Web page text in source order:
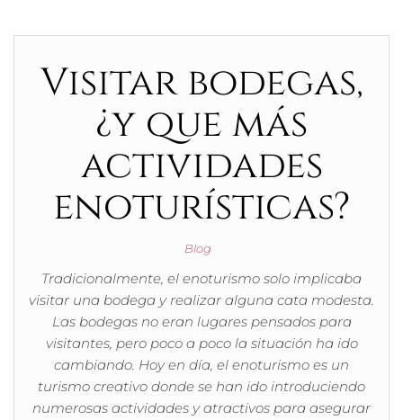
Visitar bodegas,
¿y que más
actividades
enoturísticas?
Blog
Tradicionalmente, el enoturismo solo implicaba
visitar una bodega y realizar alguna cata modesta.
Las bodegas no eran lugares pensados para
visitantes, pero poco a poco la situación ha ido
cambiando. Hoy en día, el enoturismo es un
turismo creativo donde se han ido introduciendo
numerosas actividades y atractivos para asegurar